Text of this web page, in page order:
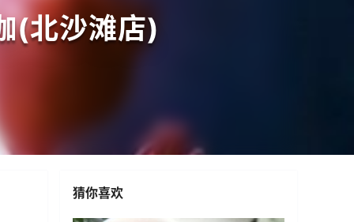
(北沙滩店)
猜你喜欢